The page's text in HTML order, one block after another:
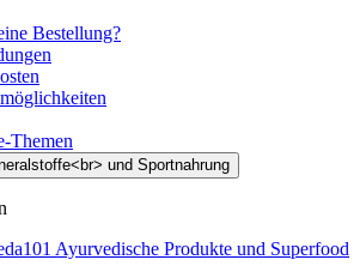
Bestellung?
Themen
Ayurvedische Produkte und Superfood